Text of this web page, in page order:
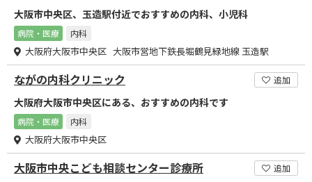
大阪市中央区、玉造駅付近でおすすめの内科、小児科
病院・医療 内科
大阪府大阪市中央区 大阪市営地下鉄長堀鶴見緑地線 玉造駅
ながの内科クリニック 追加
大阪府大阪市中央区にある、おすすめの内科です
病院・医療 内科
大阪府大阪市中央区
大阪市中央こども相談センター診療所 追加